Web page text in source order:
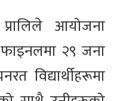
आयोजना
फाइनलमा २९ जना
विद्यार्थीहरूमा